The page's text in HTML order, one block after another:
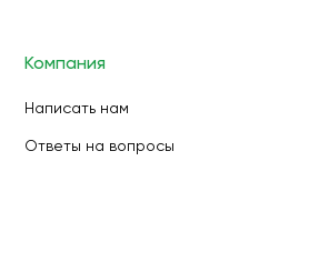
Компания
Написать нам
Ответы на вопросы